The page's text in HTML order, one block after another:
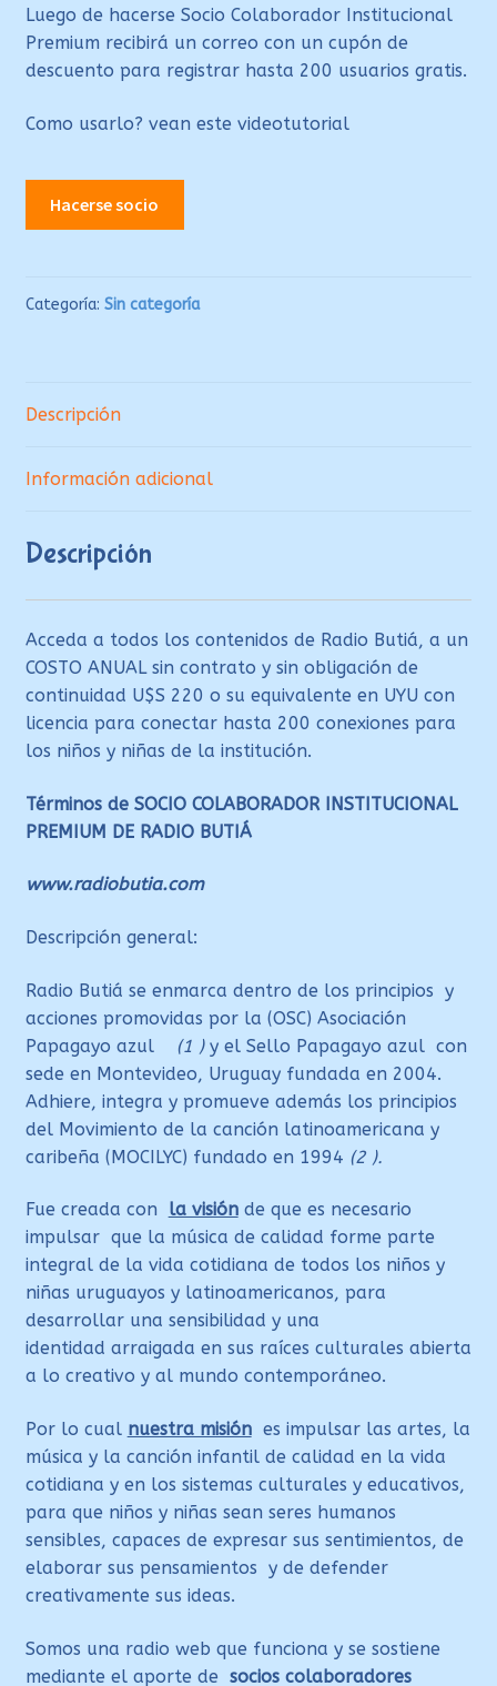
Luego de hacerse Socio Colaborador Institucional
Premium recibirá un correo con un cupón de
descuento para registrar hasta 200 usuarios gratis.
Como usarlo? vean este videotutorial
(hasta
Hacerse socio
Categoría: Sin categoría
Descripción
Información adicional
Descripción
Acceda a todos los contenidos de Radio Butiá, a un
COSTO ANUAL sin contrato y sin obligación de
continuidad U$S 220 o su equivalente en UYU con
licencia para conectar hasta 200 conexiones para
los niños y niñas de la institución.
Términos de SOCIO COLABORADOR INSTITUCIONAL
PREMIUM DE RADIO BUTIÁ
www.radiobutia.com
Descripción general:
Radio Butiá se enmarca dentro de los principios y
acciones promovidas por la (OSC) Asociación
Papagayo azul
(1 )y el Sello Papagayo azul con
sede en Montevideo, Uruguay fundada en 2004.
Adhiere, integra y promueve además los principios
del Movimiento de la canción latinoamericana y
caribeña (MOCILYC) fundado en 1994 (2 ).
Fue creada con la visiónde que es necesario
impulsar que la música de calidad forme parte
integral de la vida cotidiana de todos los niños y
niñas uruguayos y latinoamericanos, para
desarrollar una sensibilidad y una
identidad arraigada en sus raíces culturales abierta
a lo creativo y al mundo contemporáneo.
Por lo cual nuestra misiónes impulsar las artes, la
música y la canción infantil de calidad en la vida
cotidiana y en los sistemas culturales y educativos,
para que niños y niñas sean seres humanos
sensibles, capaces de expresar sus sentimientos, de
elaborar sus pensamientos y de defender
creativamente sus ideas.
Somos una radio web que funciona y se sostiene
mediante el aporte de socios colaboradores